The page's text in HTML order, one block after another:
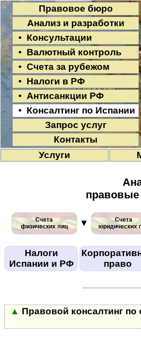
Правовое бюро
Анализ и разработки
• Консультации
• Валютный контроль
• Счета за рубежом
• Налоги в РФ
• Антисанкции РФ
• Консалтинг по Испании
Запрос услуг
Контакты
Услуги
правовые
Счета
физических лиц
▼
Счета
юридических
Налоги
Испании и РФ
право
▲ Правовой консалтинг